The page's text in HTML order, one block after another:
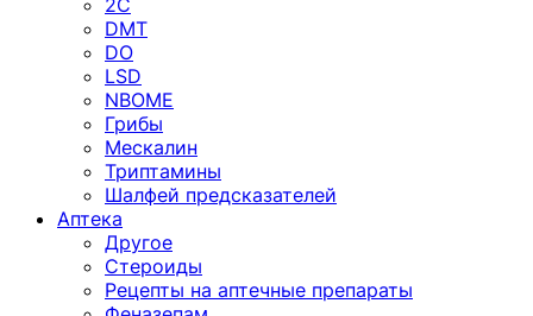
2C
DMT
DO
LSD
NBOME
Грибы
Мескалин
Триптамины
Шалфей предсказателей
Аптека
Другое
Стероиды
Рецепты на аптечные препараты